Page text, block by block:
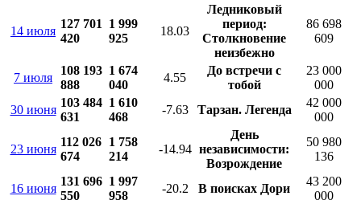
14 июля
127 701
420
1 999
925
18.03
Ледниковый
период:
Столкновение
неизбежно
86 698
609
7 июля
108 193
888
1 674
040
4.55
До встречи с
тобой
23 000
000
30 июня
103 484
631
1 610
468
-7.63 Тарзан. Легенда
42 000
000
23 июня
112 026
674
1 758
214
-14.94
День
независимости:
Возрождение
50 980
136
16 июня
131 696
550
1 997
958
-20.2 В поисках Дори
43 200
000